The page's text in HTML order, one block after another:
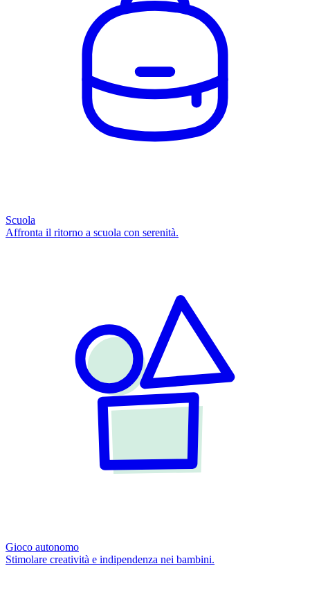
Scuola
Affronta il ritorno a scuola con serenità.
Gioco autonomo
Stimolare creatività e indipendenza nei bambini.